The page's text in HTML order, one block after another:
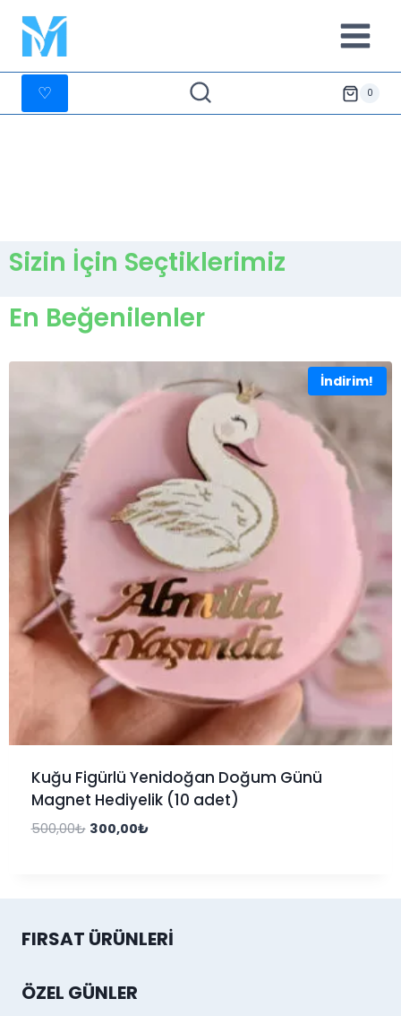
♡ 0
Sizin İçin Seçtiklerimiz
En Beğenilenler
İndirim!
Kuğu Figürlü Yenidoğan Doğum Günü
Magnet Hediyelik (10 adet)
500,00₺ 300,00₺
FIRSAT ÜRÜNLERI
ÖZEL GÜNLER